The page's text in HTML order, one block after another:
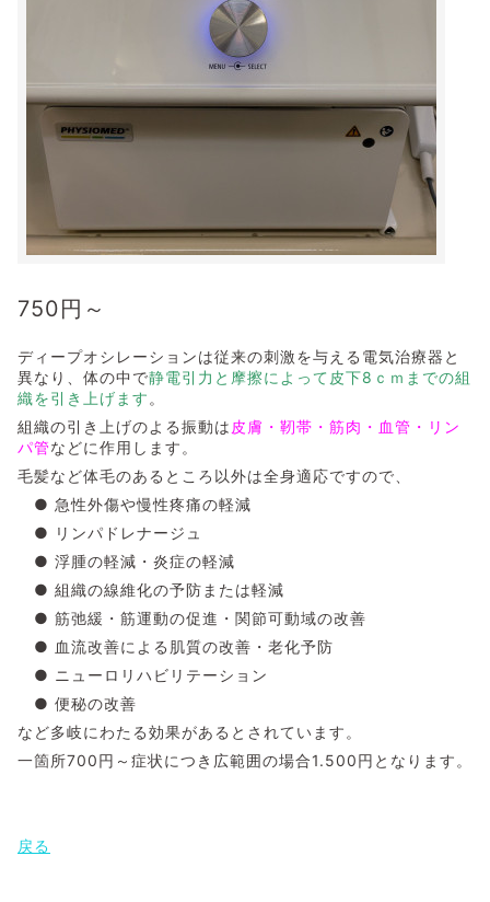
750円～
ディープオシレーションは従来の刺激を与える電気治療器と
異なり、体の中で静電引力と摩擦によって皮下8ｃｍまでの組
織を引き上げます 。
組織の引き上げのよる振動は 皮膚・靭帯・筋肉・血管・リン
パ管などに作用します。
毛髪など体毛のあるところ以外は全身適応ですので、
● 急性外傷や慢性疼痛の軽減
● リンパドレナージュ
● 浮腫の軽減・炎症の軽減
● 組織の線維化の予防または軽減
● 筋弛緩・筋運動の促進・関節可動域の改善
● 血流改善による肌質の改善・老化予防
● ニューロリハビリテーション
● 便秘の改善
など多岐にわたる効果があるとされています。
一箇所700円～症状につき広範囲の場合1.500円となります。
戻る